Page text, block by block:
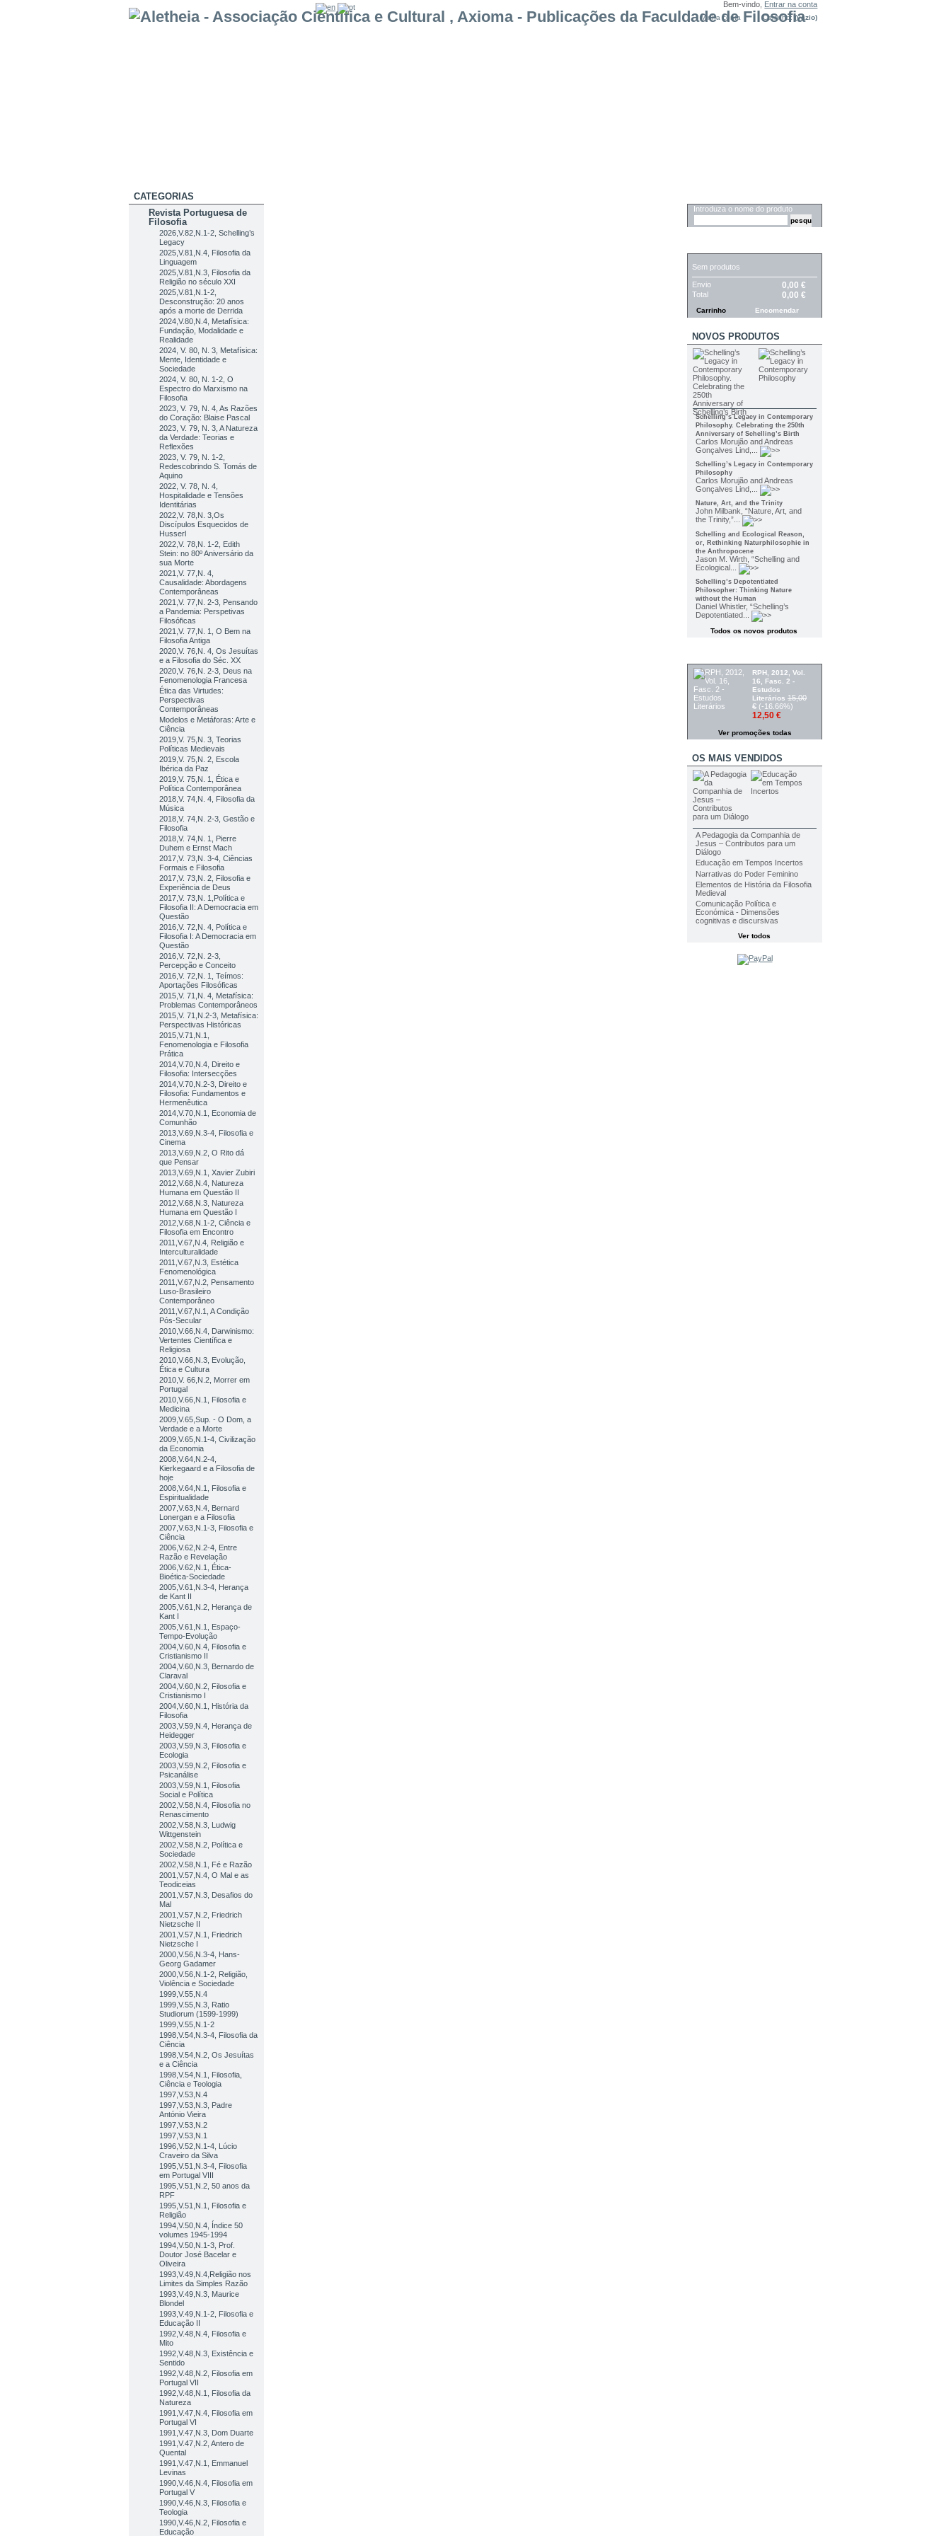
Bem-vindo, Entrar na conta
Carrinho: (vazio)
Minha conta
CATEGORIAS
Revista Portuguesa de
Filosofia
2026,V.82,N.1-2, Schelling’s
Legacy
2025,V.81,N.4, Filosofia da
Linguagem
2025,V.81,N.3, Filosofia da
Religião no século XXI
2025,V.81,N.1-2,
Desconstrução: 20 anos
após a morte de Derrida
2024,V.80,N.4, Metafísica:
Fundação, Modalidade e
Realidade
2024, V. 80, N. 3, Metafísica:
Mente, Identidade e
Sociedade
2024, V. 80, N. 1-2, O
Espectro do Marxismo na
Filosofia
2023, V. 79, N. 4, As Razões
do Coração: Blaise Pascal
2023, V. 79, N. 3, A Natureza
da Verdade: Teorias e
Reflexões
2023, V. 79, N. 1-2,
Redescobrindo S. Tomás de
Aquino
2022, V. 78, N. 4,
Hospitalidade e Tensões
Identitárias
2022,V. 78,N. 3,Os
Discípulos Esquecidos de
Husserl
2022,V. 78,N. 1-2, Edith
Stein: no 80º Aniversário da
sua Morte
2021,V. 77,N. 4,
Causalidade: Abordagens
Contemporâneas
2021,V. 77,N. 2-3, Pensando
a Pandemia: Perspetivas
Filosóficas
2021,V. 77,N. 1, O Bem na
Filosofia Antiga
2020,V. 76,N. 4, Os Jesuítas
e a Filosofia do Séc. XX
2020,V. 76,N. 2-3, Deus na
Fenomenologia Francesa
Ética das Virtudes:
Perspectivas
Contemporâneas
Modelos e Metáforas: Arte e
Ciência
2019,V. 75,N. 3, Teorias
Políticas Medievais
2019,V. 75,N. 2, Escola
Ibérica da Paz
2019,V. 75,N. 1, Ética e
Política Contemporânea
2018,V. 74,N. 4, Filosofia da
Música
2018,V. 74,N. 2-3, Gestão e
Filosofia
2018,V. 74,N. 1, Pierre
Duhem e Ernst Mach
2017,V. 73,N. 3-4, Ciências
Formais e Filosofia
2017,V. 73,N. 2, Filosofia e
Experiência de Deus
2017,V. 73,N. 1,Política e
Filosofia II: A Democracia em
Questão
2016,V. 72,N. 4, Política e
Filosofia I: A Democracia em
Questão
2016,V. 72,N. 2-3,
Percepção e Conceito
2016,V. 72,N. 1, Teímos:
Aportações Filosóficas
2015,V. 71,N. 4, Metafísica:
Problemas Contemporâneos
2015,V. 71,N.2-3, Metafísica:
Perspectivas Históricas
2015,V.71,N.1,
Fenomenologia e Filosofia
Prática
2014,V.70,N.4, Direito e
Filosofia: Intersecções
2014,V.70,N.2-3, Direito e
Filosofia: Fundamentos e
Hermenêutica
2014,V.70,N.1, Economia de
Comunhão
2013,V.69,N.3-4, Filosofia e
Cinema
2013,V.69,N.2, O Rito dá
que Pensar
2013,V.69,N.1, Xavier Zubiri
2012,V.68,N.4, Natureza
Humana em Questão II
2012,V.68,N.3, Natureza
Humana em Questão I
2012,V.68,N.1-2, Ciência e
Filosofia em Encontro
2011,V.67,N.4, Religião e
Interculturalidade
2011,V.67,N.3, Estética
Fenomenológica
2011,V.67,N.2, Pensamento
Luso-Brasileiro
Contemporâneo
2011,V.67,N.1, A Condição
Pós-Secular
2010,V.66,N.4, Darwinismo:
Vertentes Científica e
Religiosa
2010,V.66,N.3, Evolução,
Ética e Cultura
2010,V. 66,N.2, Morrer em
Portugal
2010,V.66,N.1, Filosofia e
Medicina
2009,V.65,Sup. - O Dom, a
Verdade e a Morte
2009,V.65,N.1-4, Civilização
da Economia
2008,V.64,N.2-4,
Kierkegaard e a Filosofia de
hoje
2008,V.64,N.1, Filosofia e
Espiritualidade
2007,V.63,N.4, Bernard
Lonergan e a Filosofia
2007,V.63,N.1-3, Filosofia e
Ciência
2006,V.62,N.2-4, Entre
Razão e Revelação
2006,V.62,N.1, Ética-
Bioética-Sociedade
2005,V.61,N.3-4, Herança
de Kant II
2005,V.61,N.2, Herança de
Kant I
2005,V.61,N.1, Espaço-
Tempo-Evolução
2004,V.60,N.4, Filosofia e
Cristianismo II
2004,V.60,N.3, Bernardo de
Claraval
2004,V.60,N.2, Filosofia e
Cristianismo I
2004,V.60,N.1, História da
Filosofia
2003,V.59,N.4, Herança de
Heidegger
2003,V.59,N.3, Filosofia e
Ecologia
2003,V.59,N.2, Filosofia e
Psicanálise
2003,V.59,N.1, Filosofia
Social e Política
2002,V.58,N.4, Filosofia no
Renascimento
2002,V.58,N.3, Ludwig
Wittgenstein
2002,V.58,N.2, Política e
Sociedade
2002,V.58,N.1, Fé e Razão
2001,V.57,N.4, O Mal e as
Teodiceias
2001,V.57,N.3, Desafios do
Mal
2001,V.57,N.2, Friedrich
Nietzsche II
2001,V.57,N.1, Friedrich
Nietzsche I
2000,V.56,N.3-4, Hans-
Georg Gadamer
2000,V.56,N.1-2, Religião,
Violência e Sociedade
1999,V.55,N.4
1999,V.55,N.3, Ratio
Studiorum (1599-1999)
1999,V.55,N.1-2
1998,V.54,N.3-4, Filosofia da
Ciência
1998,V.54,N.2, Os Jesuítas
e a Ciência
1998,V.54,N.1, Filosofia,
Ciência e Teologia
1997,V.53,N.4
1997,V.53,N.3, Padre
António Vieira
1997,V.53,N.2
1997,V.53,N.1
1996,V.52,N.1-4, Lúcio
Craveiro da Silva
1995,V.51,N.3-4, Filosofia
em Portugal VIII
1995,V.51,N.2, 50 anos da
RPF
1995,V.51,N.1, Filosofia e
Religião
1994,V.50,N.4, Índice 50
volumes 1945-1994
1994,V.50,N.1-3, Prof.
Doutor José Bacelar e
Oliveira
1993,V.49,N.4,Religião nos
Limites da Simples Razão
1993,V.49,N.3, Maurice
Blondel
1993,V.49,N.1-2, Filosofia e
Educação II
1992,V.48,N.4, Filosofia e
Mito
1992,V.48,N.3, Existência e
Sentido
1992,V.48,N.2, Filosofia em
Portugal VII
1992,V.48,N.1, Filosofia da
Natureza
1991,V.47,N.4, Filosofia em
Portugal VI
1991,V.47,N.3, Dom Duarte
1991,V.47,N.2, Antero de
Quental
1991,V.47,N.1, Emmanuel
Levinas
1990,V.46,N.4, Filosofia em
Portugal V
1990,V.46,N.3, Filosofia e
Teologia
1990,V.46,N.2, Filosofia e
Educação
Introduza o nome do produto
Sem produtos
Envio 0,00 €
Total 0,00 €
Carrinho Encomendar
NOVOS PRODUTOS
Schelling’s Legacy in Contemporary
Philosophy. Celebrating the 250th
Anniversary of Schelling’s Birth
Carlos Morujão and Andreas
Gonçalves Lind,...
Schelling’s Legacy in Contemporary
Philosophy
Carlos Morujão and Andreas
Gonçalves Lind,...
Nature, Art, and the Trinity
John Milbank, “Nature, Art, and
the Trinity,”...
Schelling and Ecological Reason,
or, Rethinking Naturphilosophie in
the Anthropocene
Jason M. Wirth, “Schelling and
Ecological...
Schelling’s Depotentiated
Philosopher: Thinking Nature
without the Human
Daniel Whistler, “Schelling’s
Depotentiated...
Todos os novos produtos
RPH, 2012, Vol.
16, Fasc. 2 -
Estudos
Literários 15,00
€ (-16.66%)
12,50 €
Ver promoções todas
OS MAIS VENDIDOS
A Pedagogia da Companhia de
Jesus – Contributos para um
Diálogo
Educação em Tempos Incertos
Narrativas do Poder Feminino
Elementos de História da Filosofia
Medieval
Comunicação Política e
Económica - Dimensões
cognitivas e discursivas
Ver todos